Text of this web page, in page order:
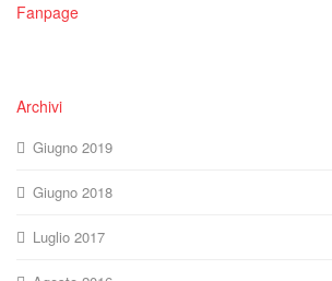
Fanpage
Archivi
Giugno 2019
Giugno 2018
Luglio 2017